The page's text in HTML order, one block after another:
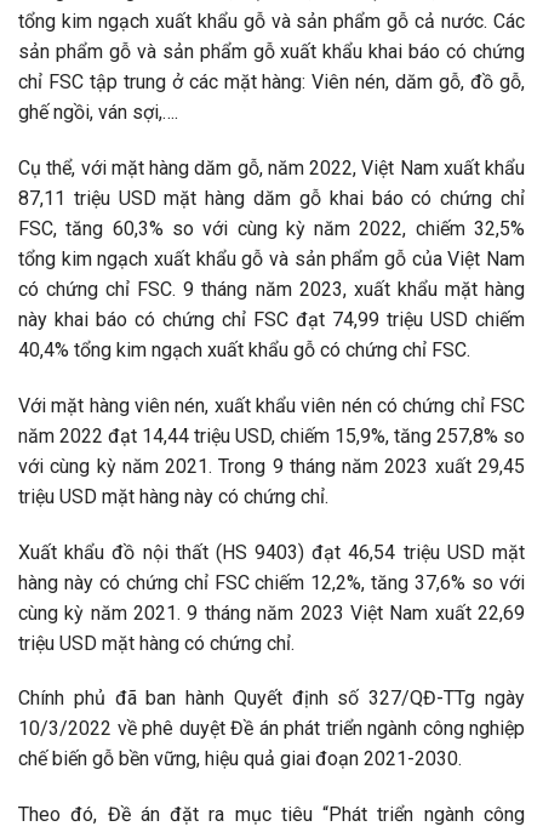
tổng kim ngạch xuất khẩu gỗ và sản phẩm gỗ cả nước. Các
sản phẩm gỗ và sản phẩm gỗ xuất khẩu khai báo có chứng
chỉ FSC tập trung ở các mặt hàng: Viên nén, dăm gỗ, đồ gỗ,
ghế ngồi, ván sợi,….
Cụ thể, với mặt hàng dăm gỗ, năm 2022, Việt Nam xuất khẩu
87,11 triệu USD mặt hàng dăm gỗ khai báo có chứng chỉ
FSC, tăng 60,3% so với cùng kỳ năm 2022, chiếm 32,5%
tổng kim ngạch xuất khẩu gỗ và sản phẩm gỗ của Việt Nam
có chứng chỉ FSC. 9 tháng năm 2023, xuất khẩu mặt hàng
này khai báo có chứng chỉ FSC đạt 74,99 triệu USD chiếm
40,4% tổng kim ngạch xuất khẩu gỗ có chứng chỉ FSC.
Với mặt hàng viên nén, xuất khẩu viên nén có chứng chỉ FSC
năm 2022 đạt 14,44 triệu USD, chiếm 15,9%, tăng 257,8% so
với cùng kỳ năm 2021. Trong 9 tháng năm 2023 xuất 29,45
triệu USD mặt hàng này có chứng chỉ.
Xuất khẩu đồ nội thất (HS 9403) đạt 46,54 triệu USD mặt
hàng này có chứng chỉ FSC chiếm 12,2%, tăng 37,6% so với
cùng kỳ năm 2021. 9 tháng năm 2023 Việt Nam xuất 22,69
triệu USD mặt hàng có chứng chỉ.
Chính phủ đã ban hành Quyết định số 327/QĐ-TTg ngày
10/3/2022 về phê duyệt Đề án phát triển ngành công nghiệp
chế biến gỗ bền vững, hiệu quả giai đoạn 2021-2030.
Theo đó, Đề án đặt ra mục tiêu “Phát triển ngành công